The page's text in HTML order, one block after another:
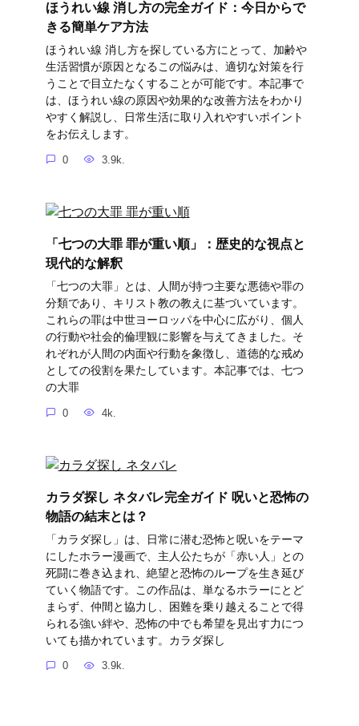
ほうれい線 消し方の完全ガイド：今日からで
きる簡単ケア方法
ほうれい線 消し方を探している方にとって、加齢や
生活習慣が原因となるこの悩みは、適切な対策を行
うことで目立たなくすることが可能です。本記事で
は、ほうれい線の原因や効果的な改善方法をわかり
やすく解説し、日常生活に取り入れやすいポイント
をお伝えします。
0 3.9k.
「七つの大罪 罪が重い順」：歴史的な視点と
現代的な解釈
「七つの大罪」とは、人間が持つ主要な悪徳や罪の
分類であり、キリスト教の教えに基づいています。
これらの罪は中世ヨーロッパを中心に広がり、個人
の行動や社会的倫理観に影響を与えてきました。そ
れぞれが人間の内面や行動を象徴し、道徳的な戒め
としての役割を果たしています。本記事では、七つ
の大罪
0 4k.
カラダ探し ネタバレ完全ガイド 呪いと恐怖の
物語の結末とは？
「カラダ探し」は、日常に潜む恐怖と呪いをテーマ
にしたホラー漫画で、主人公たちが「赤い人」との
死闘に巻き込まれ、絶望と恐怖のループを生き延び
ていく物語です。この作品は、単なるホラーにとど
まらず、仲間と協力し、困難を乗り越えることで得
られる強い絆や、恐怖の中でも希望を見出す力につ
いても描かれています。カラダ探し
0 3.9k.